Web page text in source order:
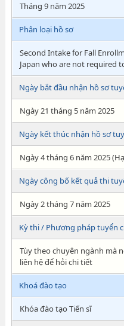
Tháng 9 năm 2025
Phân loại hồ sơ
Second Intake for Fall
Japan who are not required
Ngày bắt đầu nhận hồ sơ
Ngày 21 tháng 5 năm 2025
Ngày kết thúc nhận hồ sơ
Ngày 4 tháng 6 năm 2025
Ngày công bố kết quả thi
Ngày 2 tháng 7 năm 2025
Kỳ thi / Phương pháp tuyển
Tùy theo chuyên ngành mà
liên hệ để hỏi chi tiết
Khoá đào tạo
Khóa đào tạo Tiến sĩ